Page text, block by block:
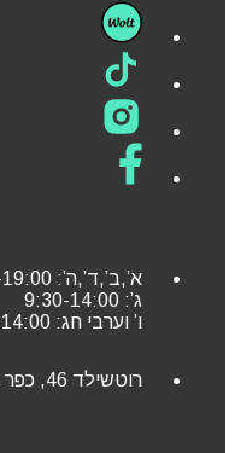
א’,ב’,ד’,ה’: 9:30-19:00
ג’: 9:30-14:00
ו’ וערבי חג: 9:00-14:00
רוטשילד 46, כפר סבא